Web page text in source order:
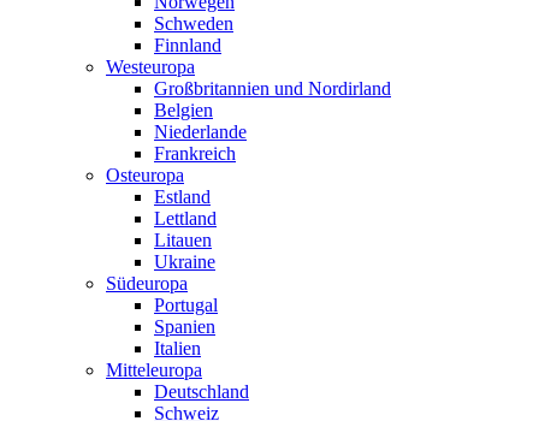
Schweden
Finnland
Westeuropa
Großbritannien und Nordirland
Belgien
Niederlande
Frankreich
Osteuropa
Estland
Lettland
Litauen
Ukraine
Südeuropa
Portugal
Spanien
Italien
Mitteleuropa
Deutschland
Schweiz